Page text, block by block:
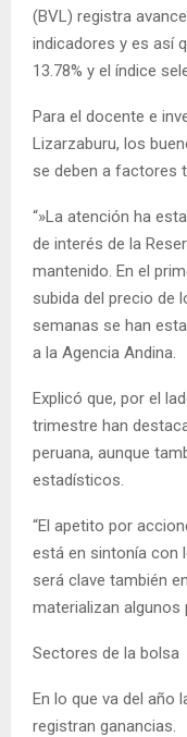
(BVL) registra
indicadores y es así
13.78% y el índice
Para el docente e
Lizarzaburu, los
se deben a factores
“»La atención ha
de interés de la
mantenido. En el
subida del precio de
semanas se han
a la Agencia Andina.
Explicó que, por el
trimestre han
peruana, aunque
estadísticos.
“El apetito por
está en sintonía con
será clave también
materializan algunos
Sectores de la bolsa
En lo que va del año
registran ganancias.